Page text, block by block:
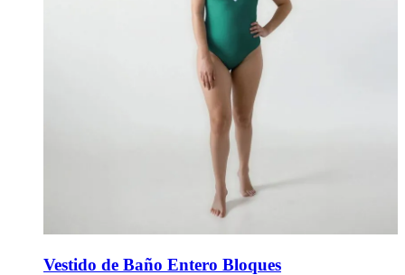
Vestido de Baño Entero Bloques